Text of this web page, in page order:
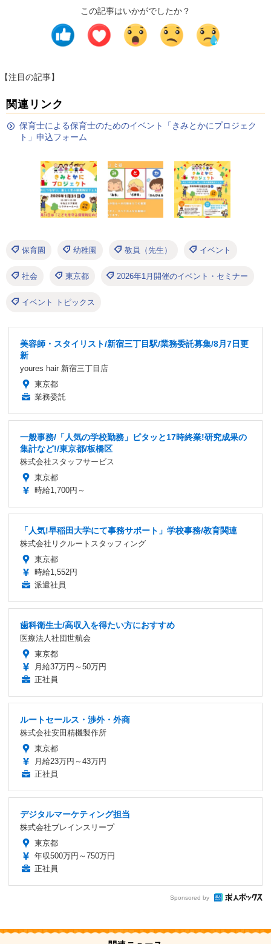
この記事はいかがでしたか？
【注目の記事】
関連リンク
保育士による保育士のためのイベント「きみとかにプロジェク
ト」申込フォーム
保育園 幼稚園 教員（先生） イベント
社会 東京都 2026年1月開催のイベント・セミナー
イベント トピックス
美容師・スタイリスト/新宿三丁目駅/業務委託募集/8月7日更
新
youres hair 新宿三丁目店
東京都
業務委託
一般事務/「人気の学校勤務」ピタッと17時終業!研究成果の
集計など!/東京都/板橋区
株式会社スタッフサービス
東京都
時給1,700円～
「人気!早稲田大学にて事務サポート」学校事務/教育関連
株式会社リクルートスタッフィング
東京都
時給1,552円
派遣社員
歯科衛生士/高収入を得たい方におすすめ
医療法人社団世航会
東京都
月給37万円～50万円
正社員
ルートセールス・渉外・外商
株式会社安田精機製作所
東京都
月給23万円～43万円
正社員
デジタルマーケティング担当
株式会社ブレインスリープ
東京都
年収500万円～750万円
正社員
Sponsored by